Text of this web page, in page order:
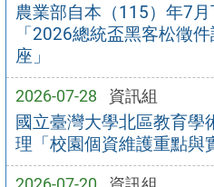
農業部自本（115）年7
「2026總統盃黑客松徵
座」
2026-07-28 資訊組
國立臺灣大學北區教育學
理「校園個資維護重點與